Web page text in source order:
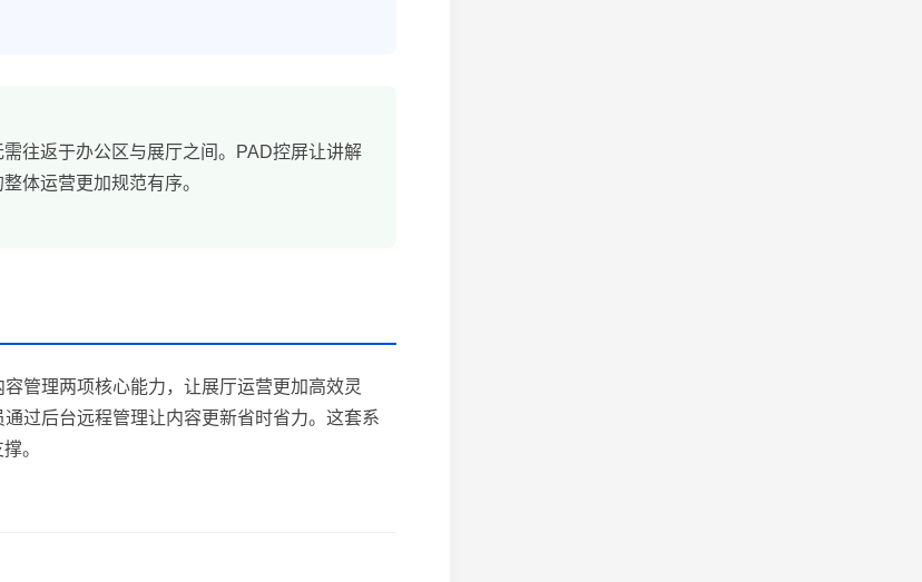
往返于办公区与展厅之间。PAD控屏让讲解
体运营更加规范有序。
管理两项核心能力，让展厅运营更加高效灵
过后台远程管理让内容更新省时省力。这套系
。